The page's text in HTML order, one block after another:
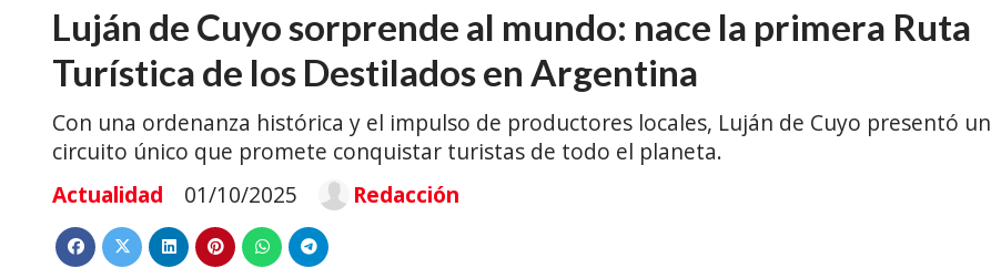
Luján de Cuyo sorprende al mundo: nace la primera Ruta
Turística de los Destilados en Argentina
Con una ordenanza histórica y el impulso de productores locales, Luján de Cuyo presentó un
circuito único que promete conquistar turistas de todo el planeta.
Actualidad
01/10/2025 Redacción